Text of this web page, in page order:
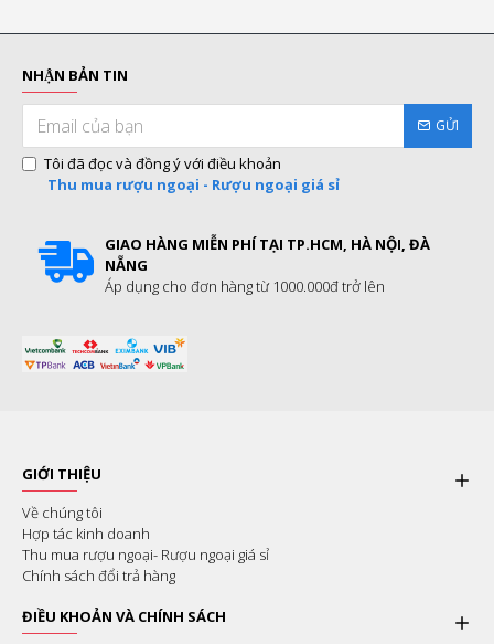
NHẬN BẢN TIN
GỬI
Tôi đã đọc và đồng ý với điều khoản
Thu mua rượu ngoại - Rượu ngoại giá sỉ
GIAO HÀNG MIỄN PHÍ TẠI TP.HCM, HÀ NỘI, ĐÀ
NẴNG
Áp dụng cho đơn hàng từ 1000.000đ trở lên
GIỚI THIỆU
Về chúng tôi
Hợp tác kinh doanh
Thu mua rượu ngoại- Rượu ngoại giá sỉ
Chính sách đổi trả hàng
ĐIỀU KHOẢN VÀ CHÍNH SÁCH